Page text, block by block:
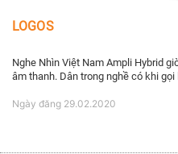
LOGOS
Nghe Nhìn Việt Nam Ampli Hybrid
âm thanh. Dân trong nghề có khi gọi
Ngày đăng 29.02.2020